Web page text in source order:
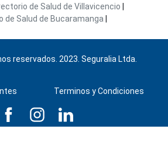
de Salud de Villavicencio
de Salud de Bucaramanga
reservados. 2023. Seguralia Ltda.
Terminos y Condiciones